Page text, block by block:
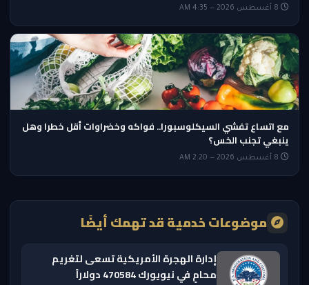
مع اتساع تفشي السيكلوسبورا.. فواكه وخضراوات أقل خطرا وهل
ينبغي تجنب الخس؟
موضوعات خدمية قد تهمك أيضًا
إدارة الهجرة الأمريكية تسعى لتغريم
محامٍ في نيويورك 470584 دولاراً